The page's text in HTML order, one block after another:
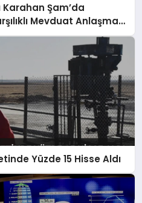
Karahan Şam’da
Mevduat Anlaşması
Yüzde 15 Hisse Aldı